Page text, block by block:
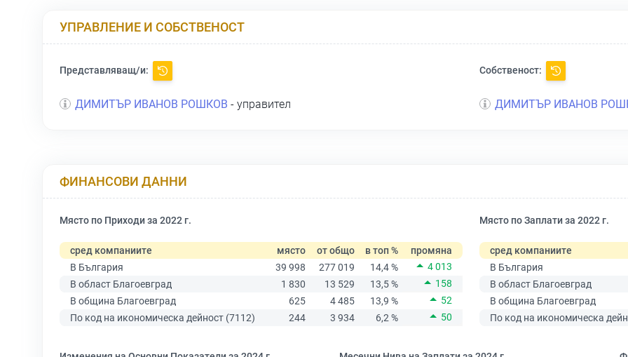
УПРАВЛЕНИЕ И СОБСТВЕНОСТ
Представляващ/и:
ДИМИТЪР ИВАНОВ РОШКОВ - управител
Собственост:
ДИМИТЪР ИВАНОВ
ФИНАНСОВИ ДАННИ
Място по Приходи за 2022 г.
сред компаниите място от общо в топ %
промяна
В България
39 998 277 019 14,4 %
4 013
В област Благоевград
1 830 13 529 13,5 %
158
В община Благоевград
625 4 485 13,9 %
52
По код на икономическа дейност (7112)
244 3 934 6,2 % 50
Място по Заплати за 2022 г.
сред компаниите
В България
В област Благоевград
В община Благоевград
По код на икономическа